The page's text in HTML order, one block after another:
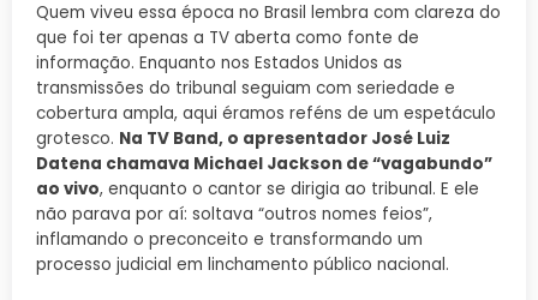
Quem viveu essa época no Brasil lembra com clareza do
que foi ter apenas a TV aberta como fonte de
informação. Enquanto nos Estados Unidos as
transmissões do tribunal seguiam com seriedade e
cobertura ampla, aqui éramos reféns de um espetáculo
grotesco. Na TV Band, o apresentador José Luiz
Datena chamava Michael Jackson de “vagabundo”
ao vivo, enquanto o cantor se dirigia ao tribunal. E ele
não parava por aí: soltava “outros nomes feios”,
inflamando o preconceito e transformando um
processo judicial em linchamento público nacional.